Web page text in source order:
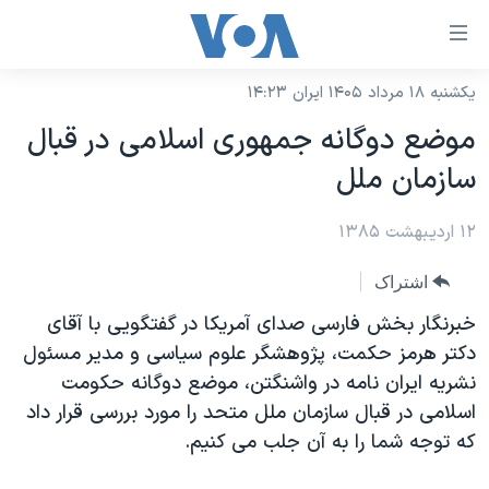
لینکهای
دسترسی
جهش
محتوای
اصلی
جهش
صفحه
اصلی
جهش
به
جستجو
نسخه سبک وب‌سایت
موضوع ها
ایران
آمریکا
جهان
ورزشی
گزیده‌ها
ویژه برنامه‌ها
برنامه های تلویزیونی
جدول برنامه ها
صفحه‌های ویژه
جام جهانی ۲۰۲۶
عملیات خشم حماسی
فرکانس‌های صدای آمریکا
پخش رادیویی
یادگیری زبان انگلیسی
یکشنبه ۱۸ مرداد ۱۴۰۵ ایران ۱۴:۲۳
موضع دوگانه جمهوری اسلامی در قبال
سازمان ملل
۱۲ اردیبهشت ۱۳۸۵
اشتراک
خبرنگار بخش فارسی صدای آمريکا در گفتگويی با آقای
دکتر هرمز حکمت، پژوهشگر علوم سياسی و مدير مسئول
نشريه ايران نامه در واشنگتن، موضع دوگانه حکومت
اسلامی در قبال سازمان ملل متحد را مورد بررسی قرار داد
که توجه شما را به آن جلب می کنيم.